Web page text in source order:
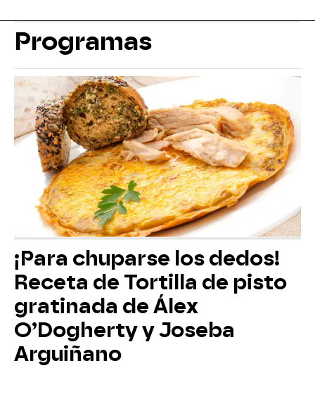
Programas
¡Para chuparse los dedos!
Receta de Tortilla de pisto
gratinada de Álex
O’Dogherty y Joseba
Arguiñano